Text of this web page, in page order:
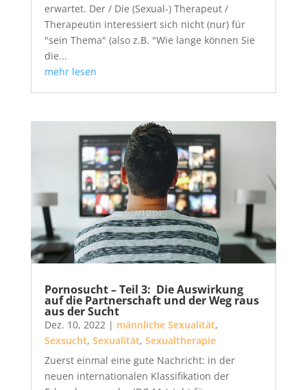
erwartet. Der / Die (Sexual-) Therapeut /
Therapeutin interessiert sich nicht (nur) für
"sein Thema" (also z.B. "Wie lange können Sie
die...
mehr lesen
Pornosucht – Teil 3: Die Auswirkung
auf die Partnerschaft und der Weg raus
aus der Sucht
Dez. 10, 2022| männliche Sexualität,
Sexsucht, Sexualität, Sexualtherapie
Zuerst einmal eine gute Nachricht: in der
neuen internationalen Klassifikation der